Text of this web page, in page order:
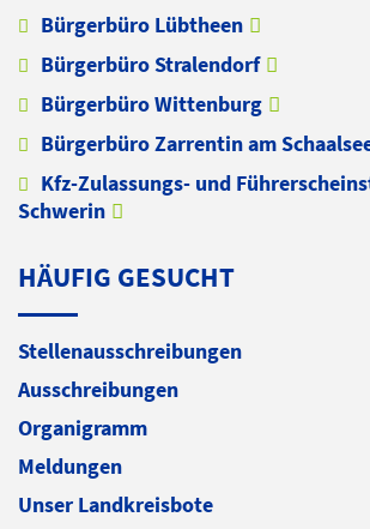
Bürgerbüro Lübtheen
Bürgerbüro Stralendorf
Bürgerbüro Wittenburg
Bürgerbüro Zarrentin am
Kfz-Zulassungs- und
Schwerin
HÄUFIG GESUCHT
Stellenausschreibungen
Ausschreibungen
Organigramm
Meldungen
Unser Landkreisbote